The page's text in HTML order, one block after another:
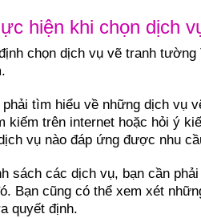
hiện khi chọn dịch
chọn dịch vụ vẽ tranh
tìm hiểu về những dịch vụ
kiếm trên internet hoặc hỏi ý
vụ nào đáp ứng được nhu
sách các dịch vụ, bạn cần
Bạn cũng có thể xem xét
quyết định.